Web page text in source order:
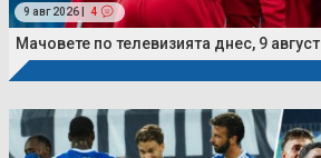
9 авг 2026 | 4
Мачовете по телевизията днес, 9 август